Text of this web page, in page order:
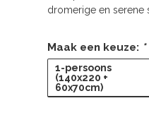
dromerige en serene
Maak een keuze: *
1-persoons
(140x220 +
60x70cm)